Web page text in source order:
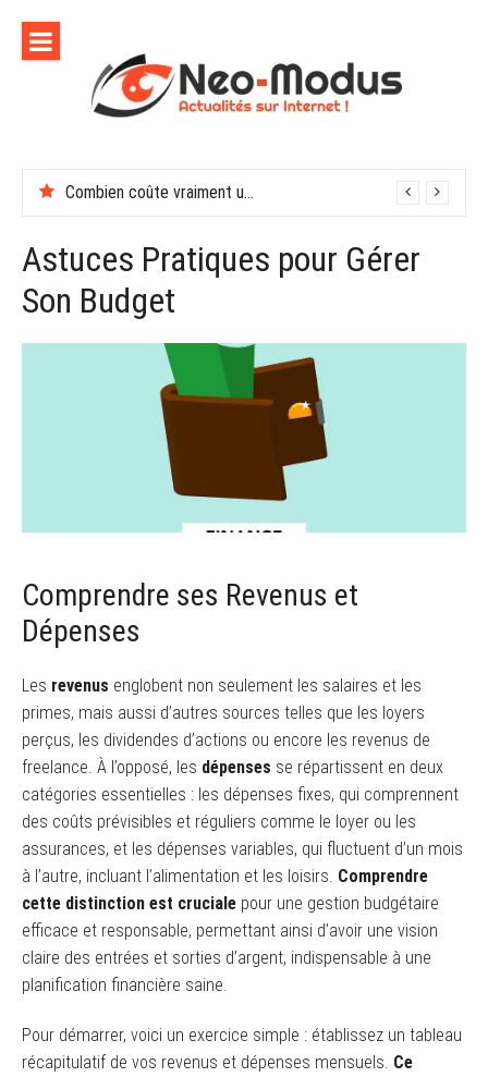
contenu
Combien coûte vraiment une soirée de récompenses en entreprise
Astuces Pratiques pour Gérer
Son Budget
Comprendre ses Revenus et
Dépenses
Les revenus englobent non seulement les salaires et les
primes, mais aussi d’autres sources telles que les loyers
perçus, les dividendes d’actions ou encore les revenus de
freelance. À l’opposé, les dépenses se répartissent en deux
catégories essentielles : les dépenses fixes, qui comprennent
des coûts prévisibles et réguliers comme le loyer ou les
assurances, et les dépenses variables, qui fluctuent d’un mois
à l’autre, incluant l’alimentation et les loisirs. Comprendre
cette distinction est cruciale pour une gestion budgétaire
efficace et responsable, permettant ainsi d’avoir une vision
claire des entrées et sorties d’argent, indispensable à une
planification financière saine.
Pour démarrer, voici un exercice simple : établissez un tableau
récapitulatif de vos revenus et dépenses mensuels. Ce